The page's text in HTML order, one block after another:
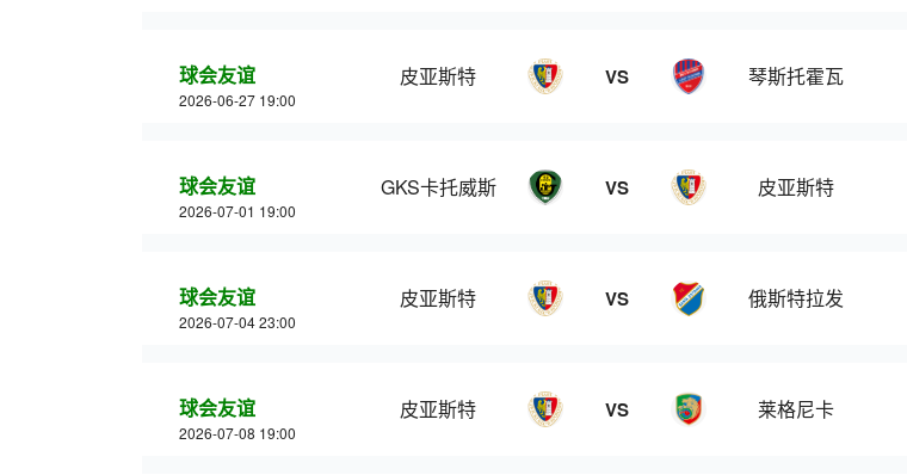
球会友谊
2026-06-27 19:00
皮亚斯特 VS 琴斯托霍瓦
球会友谊
2026-07-01 19:00
GKS卡托威斯 VS 皮亚斯特
球会友谊
2026-07-04 23:00
皮亚斯特 VS 俄斯特拉发
球会友谊
2026-07-08 19:00
皮亚斯特 VS 莱格尼卡